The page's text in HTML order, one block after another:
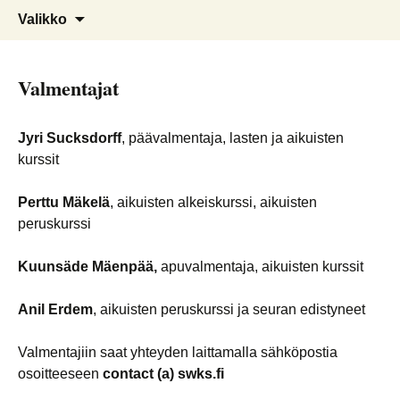
Suomen Wushu Kungfu Seura
Ry
kungfu, taiji, sanda, akrobatia,
lohikäärme- ja leijonatanssi
Valikko
Valmentajat
Jyri Sucksdorff, päävalmentaja, lasten ja aikuisten
kurssit
Perttu Mäkelä, aikuisten alkeiskurssi, aikuisten
peruskurssi
Kuunsäde Mäenpää, apuvalmentaja, aikuisten kurssit
Anil Erdem, aikuisten peruskurssi ja seuran edistyneet
Valmentajiin saat yhteyden laittamalla sähköpostia
osoitteeseen contact (a) swks.fi